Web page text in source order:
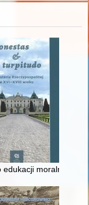
edukacji moralnej